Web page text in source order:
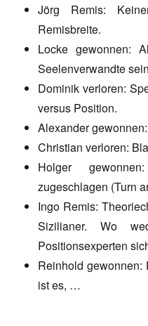
Jörg Remis:
Remisbreite.
Locke gewonnen:
Seelenverwandte
Dominik verloren:
versus Position.
Alexander
Christian verloren:
Holger
zugeschlagen (Turn
Ingo Remis:
Sizilianer. Wo
Positionsexperten
Reinhold gewonnen:
ist es, …